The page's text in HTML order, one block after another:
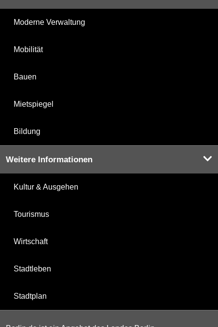
Moderne Verwaltung
Mobilität
Bauen
Mietspiegel
Bildung
Weitere Informationen
Kultur & Ausgehen
Tourismus
Wirtschaft
Stadtleben
Stadtplan